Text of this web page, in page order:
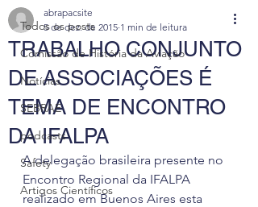
Todos os posts
Comissão de História da Aviação
Notícias
SEBRAE
podcasts
Safety
Artigos Científicos
TRABALHO CONJUNTO
DE ASSOCIAÇÕES É
TEMA DE ENCONTRO
DA IFALPA
abrapacsite
5 de dez. de 2015 1 min de leitura
A delegação brasileira presente no
Encontro Regional da IFALPA
realizado em Buenos Aires esta